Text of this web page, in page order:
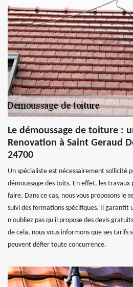
Le démoussage de toiture :
Renovation à Saint Geraud
24700
Un spécialiste est nécessairement sollicité
démoussage des toits. En effet, les
faire. Dans ce cas, nous vous proposons le
suivi des formations spécifiques. Il
n'oubliez pas qu'il propose des devis
de cela, nous vous informons que ses
peuvent défier toute concurrence.